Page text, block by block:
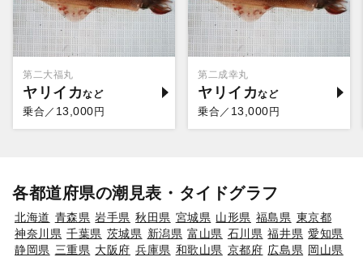
第二大福丸
ヤリイカ
乗合／ 13,000円
第二成幸丸
ヤリイカ
乗合／ 13,000円
各都道府県の潮見表・タイドグラフ
北海道 青森県 岩手県 秋田県 宮城県 山形県 福島県 東京都
神奈川県 千葉県 茨城県 新潟県 富山県 石川県 福井県 愛知県
静岡県 三重県 大阪府 兵庫県 和歌山県 京都府 広島県 岡山県